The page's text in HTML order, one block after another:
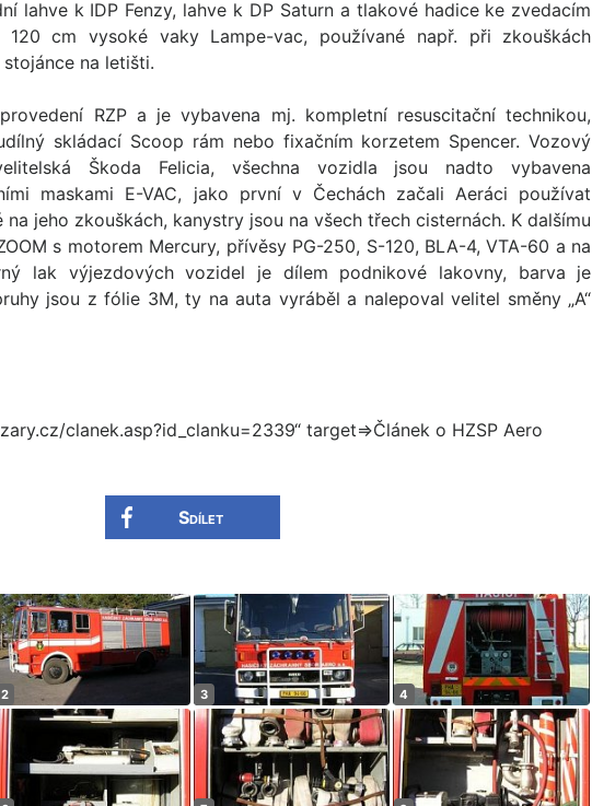
lahve k IDP Fenzy, lahve k DP Saturn a tlakové hadice ke zvedacím
cm vysoké vaky Lampe-vac, používané např. při zkouškách
na letišti.
RZP a je vybavena mj. kompletní resuscitační technikou,
skládací Scoop rám nebo fixačním korzetem Spencer. Vozový
Škoda Felicia, všechna vozidla jsou nadto vybavena
maskami E-VAC, jako první v Čechách začali Aeráci používat
jeho zkouškách, kanystry jsou na všech třech cisternách. K dalšímu
s motorem Mercury, přívěsy PG-250, S-120, BLA-4, VTA-60 a na
lak výjezdových vozidel je dílem podnikové lakovny, barva je
jsou z fólie 3M, ty na auta vyráběl a nalepoval velitel směny „A“
cla­nek.asp?id_clan­ku=2339“ target=>Článek o HZSP Aero
Sdílet